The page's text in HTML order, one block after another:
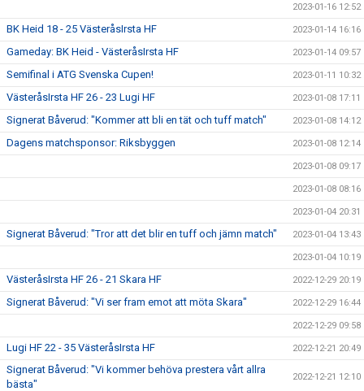
2023-01-16 12:52
BK Heid 18 - 25 VästeråsIrsta HF 2023-01-14 16:16
Gameday: BK Heid - VästeråsIrsta HF 2023-01-14 09:57
Semifinal i ATG Svenska Cupen! 2023-01-11 10:32
VästeråsIrsta HF 26 - 23 Lugi HF 2023-01-08 17:11
Signerat Båverud: "Kommer att bli en tät och tuff match" 2023-01-08 14:12
Dagens matchsponsor: Riksbyggen 2023-01-08 12:14
2023-01-08 09:17
2023-01-08 08:16
2023-01-04 20:31
Signerat Båverud: "Tror att det blir en tuff och jämn match" 2023-01-04 13:43
2023-01-04 10:19
VästeråsIrsta HF 26 - 21 Skara HF 2022-12-29 20:19
Signerat Båverud: "Vi ser fram emot att möta Skara" 2022-12-29 16:44
2022-12-29 09:58
Lugi HF 22 - 35 VästeråsIrsta HF 2022-12-21 20:49
Signerat Båverud: "Vi kommer behöva prestera vårt allra
bästa"
2022-12-21 12:10